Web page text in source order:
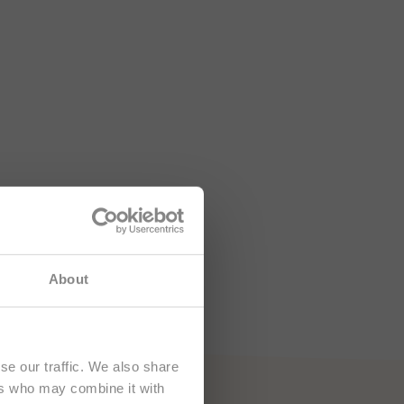
About
our traffic. We also share
who may combine it with
je určený